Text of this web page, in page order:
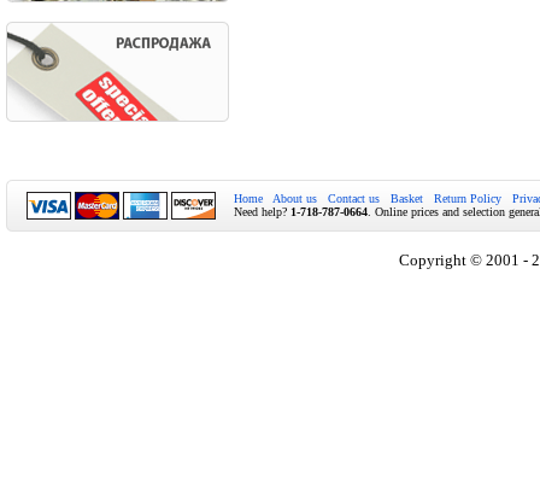
Home About us Contact us Basket Return Policy
Need help? 1-718-787-0664 . Online prices and selection
Copyright © 2001 -